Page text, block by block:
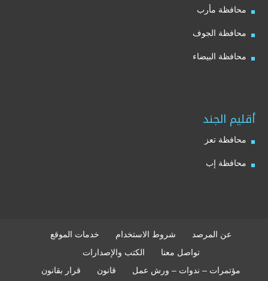
محافظة مأرب
محافظة الجوف
محافظة البيضاء
أقليم الجند
محافظة تعز
محافظة إب
عن المرصد شروط الاستخدام
خدمات الموقع
تواصل معنا
الكتب والإصدارات
مؤتمرات – ندوات – ورش عمل
قانون قرار بقانون